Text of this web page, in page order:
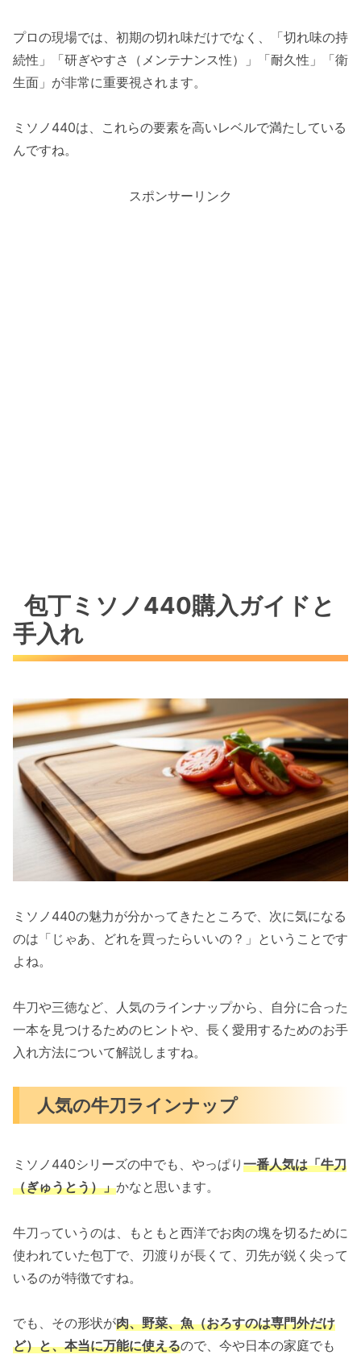
プロの現場では、初期の切れ味だけでなく、「切れ味の持
続性」「研ぎやすさ（メンテナンス性）」「耐久性」「衛
生面」が非常に重要視されます。
ミソノ440は、これらの要素を高いレベルで満たしている
んですね。
スポンサーリンク
包丁ミソノ440購入ガイドと
手入れ
ミソノ440の魅力が分かってきたところで、次に気になる
のは「じゃあ、どれを買ったらいいの？」ということです
よね。
牛刀や三徳など、人気のラインナップから、自分に合った
一本を見つけるためのヒントや、長く愛用するためのお手
入れ方法について解説しますね。
人気の牛刀ラインナップ
ミソノ440シリーズの中でも、やっぱり 一番人気は「牛刀
（ぎゅうとう）」かなと思います。
牛刀っていうのは、もともと西洋でお肉の塊を切るために
使われていた包丁で、刃渡りが長くて、刃先が鋭く尖って
いるのが特徴ですね。
でも、その形状が肉、野菜、魚（おろすのは専門外だけ
ど）と、本当に万能に使えるので、今や日本の家庭でも